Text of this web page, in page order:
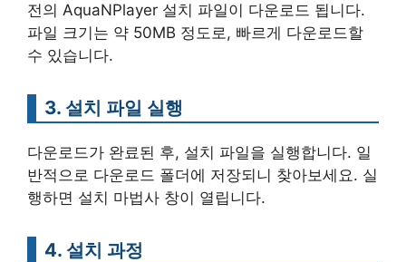
전의 AquaNPlayer 설치 파일이 다운로드 됩니다.
파일 크기는 약 50MB 정도로, 빠르게 다운로드할
수 있습니다.
3. 설치 파일 실행
다운로드가 완료된 후, 설치 파일을 실행합니다. 일
반적으로 다운로드 폴더에 저장되니 찾아보세요. 실
행하면 설치 마법사 창이 열립니다.
4. 설치 과정